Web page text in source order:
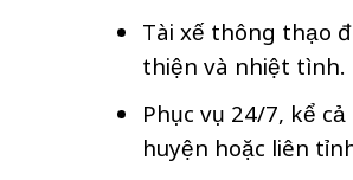
Tài xế thông thạo
thiện và nhiệt tình.
Phục vụ 24/7, kể
huyện hoặc liên